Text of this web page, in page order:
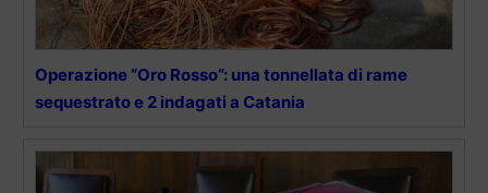
Operazione “Oro Rosso”: una tonnellata di rame
sequestrato e 2 indagati a Catania